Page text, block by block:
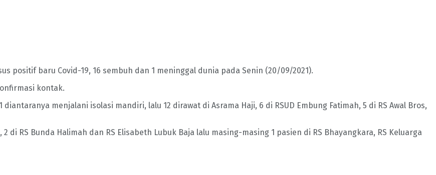
positif baru Covid-19, 16 sembuh dan 1 meninggal dunia pada Senin (20/09/2021).
kontak.
menjalani isolasi mandiri, lalu 12 dirawat di Asrama Haji, 6 di RSUD Embung Fatimah, 5 di RS Awal Bros,
di RS Bunda Halimah dan RS Elisabeth Lubuk Baja lalu masing-masing 1 pasien di RS Bhayangkara, RS Keluarga